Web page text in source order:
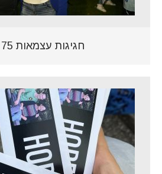
חגיגות עצמאות 75 2023